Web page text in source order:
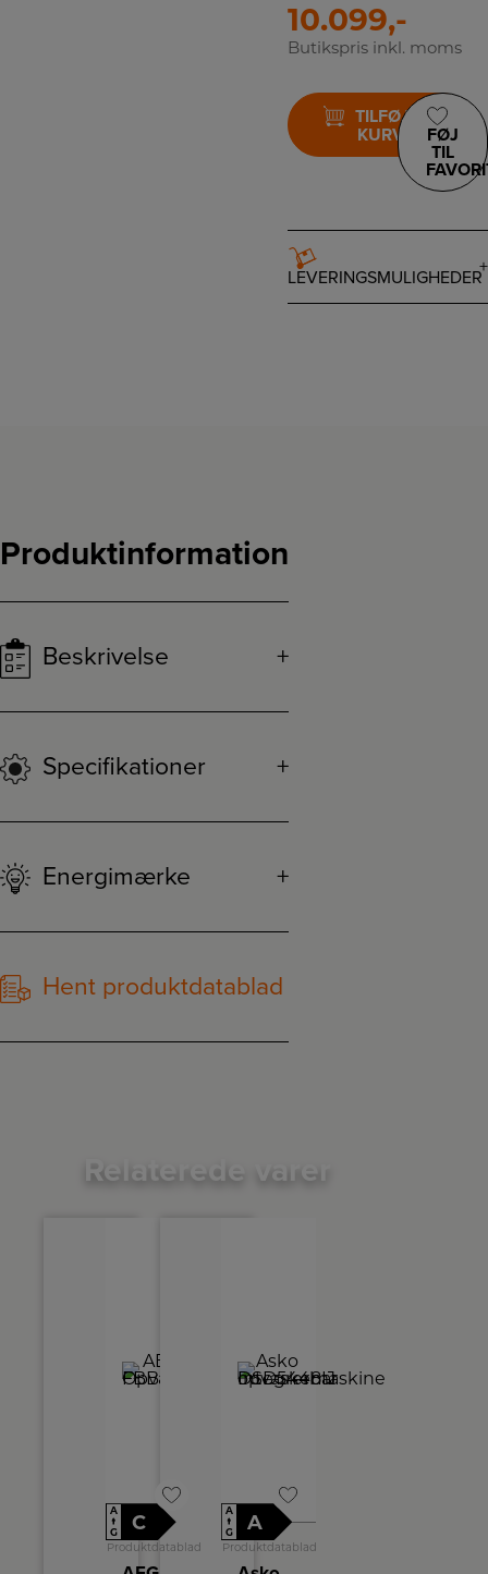
10.099,-
Butikspris inkl. moms
TILFØJ TIL
KURV
FØJ
TIL
LEVERINGSMULIGHEDER
Produktinformation
Beskrivelse
Specifikationer
Energimærke
Hent produktdatablad
Relaterede varer
A
↑
G
C
Produktdatablad
A
↑
G
A
Produktdatablad